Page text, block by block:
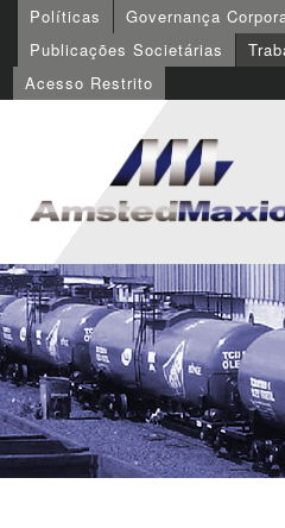
Políticas
Governança
Publicações Societárias
Acesso Restrito